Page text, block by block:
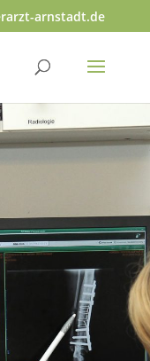
arnstadt.de